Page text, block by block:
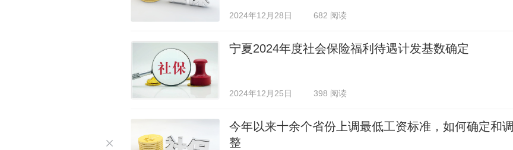
2024年12月28日 682 阅读
宁夏2024年度社会保险福利待遇计发基数确定
2024年12月25日 398 阅读
今年以来十余个省份上调最低工资标准，如何确定和调
整